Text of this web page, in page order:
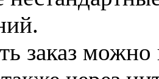
заказ можно